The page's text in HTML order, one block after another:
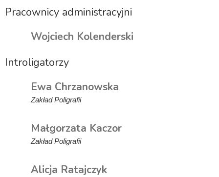
Pracownicy administracyjni
Wojciech Kolenderski
Introligatorzy
Ewa Chrzanowska
Zakład Poligrafii
Małgorzata Kaczor
Zakład Poligrafii
Alicja Ratajczyk